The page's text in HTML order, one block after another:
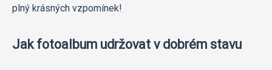
plný krásných vzpomínek!
Jak fotoalbum udržovat v dobrém stavu